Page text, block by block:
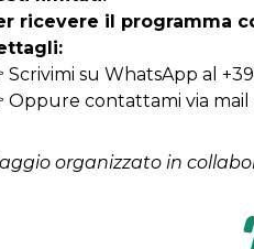
ricevere il programma
Scrivimi su WhatsApp al
Oppure contattami via mail
organizzato in